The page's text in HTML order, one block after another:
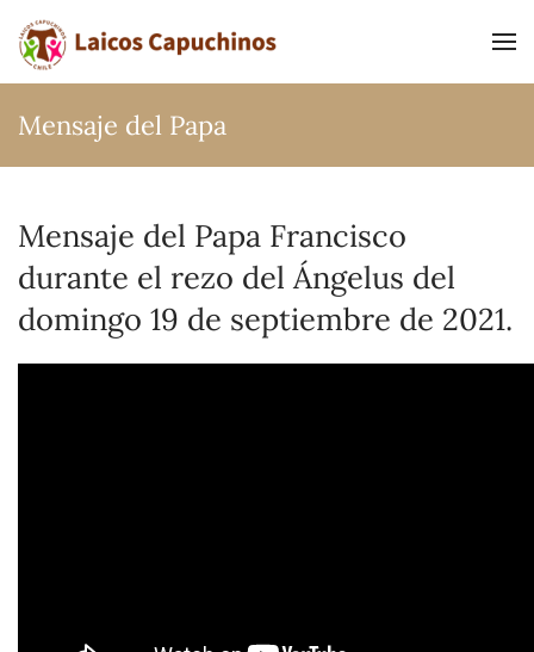
Ir al contenido principal
Mensaje del Papa
Mensaje del Papa Francisco
durante el rezo del Ángelus del
domingo 19 de septiembre de 2021.